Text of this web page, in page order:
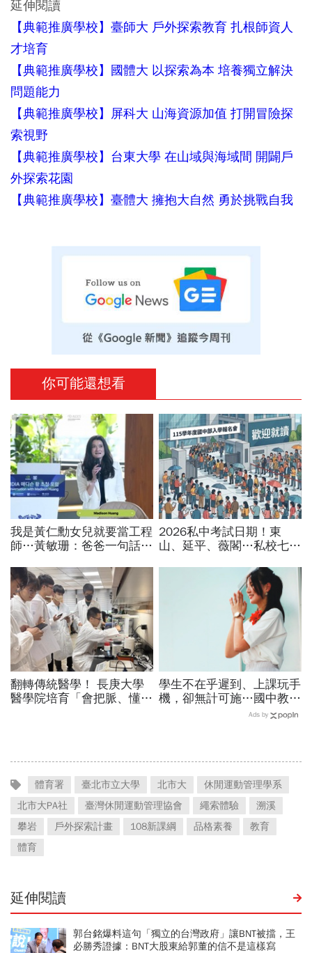
延伸閱讀
【典範推廣學校】臺師大 戶外探索教育 扎根師資人
才培育
【典範推廣學校】國體大 以探索為本 培養獨立解決
問題能力
【典範推廣學校】屏科大 山海資源加值 打開冒險探
索視野
【典範推廣學校】台東大學 在山域與海域間 開闢戶
外探索花園
【典範推廣學校】臺體大 擁抱大自然 勇於挑戰自我
你可能還想看
我是黃仁勳女兒就要當工程
師…黃敏珊：爸爸一句話，
「追尋所愛比跟潮流更重
要」
2026私中考試日期！東
山、延平、薇閣…私校七雄
明會，私立國中公立國中怎
翻轉傳統醫學！ 長庚大學
醫學院培育「會把脈、懂
學生不在乎遲到、上課玩手
機，卻無計可施…國中教師
裸辭告白：早自習就感到疲
Ads by
體育署 臺北市立大學 北市大
休閒運動管理學系
北市大PA社
臺灣休閒運動管理協會 繩索體驗
溯溪
攀岩
戶外探索計畫 108新課綱 品格素養
教育
體育
延伸閱讀
郭台銘爆料這句「獨立的台灣政府」讓BNT被擋，王
必勝秀證據：BNT大股東給郭董的信不是這樣寫